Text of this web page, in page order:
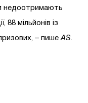
недоотримають
88 мільйонів із
– пише AS